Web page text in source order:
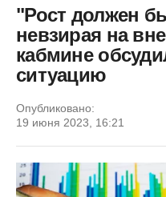
"Рост должен
невзирая на
кабмине
ситуацию
Опубликовано:
19 июня 2023, 16:21